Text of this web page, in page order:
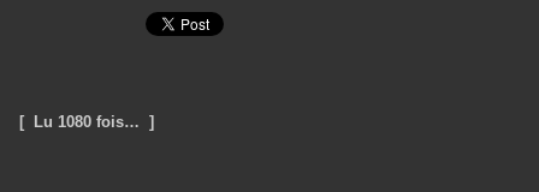
[ Lu 1080 fois… ]